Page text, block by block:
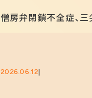
僧房弁閉鎖不全症、
2026.06.12